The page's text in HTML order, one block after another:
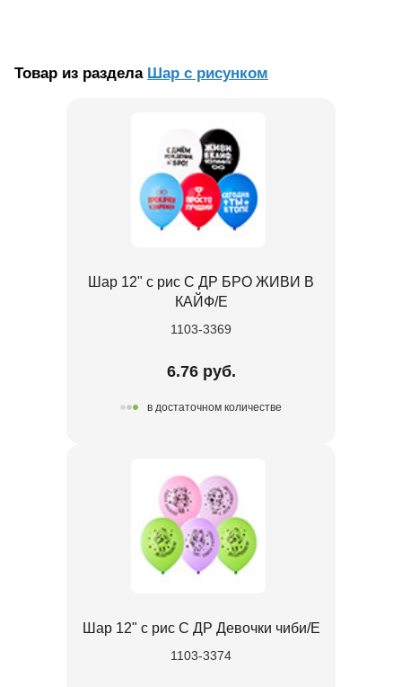
Товар из раздела Шар с рисунком
Шар 12" с рис С ДР БРО ЖИВИ В
КАЙФ/E
1103-3369
6.76 руб.
в достаточном количестве
Шар 12" с рис С ДР Девочки чиби/E
1103-3374